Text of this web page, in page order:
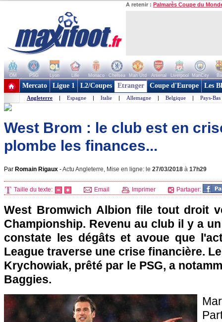
A retenir : Palmarès Coupe du
OM PSG Lyon Lille Monaco Chelsea Man Utd Arsenal Liverpool ManCity
+ de clubs
Mercato Ligue 1 L2/Coupes Etranger Coupe d'Europe Les
Angleterre | Espagne | Italie | Allemagne | Belgique | Pays-Bas
West Brom : le club est en
plombe les finances...
Par Romain Rigaux -Actu Angleterre, Mise en ligne: le 27/03/2018 à 17h29
Taille du texte: Email Imprimer Partager:
West Bromwich Albion file tout droit
Championship. Revenu au club il y a
constate les dégâts et avoue que
League traverse une crise financière.
Krychowiak, prêté par le PSG, a
Baggies.